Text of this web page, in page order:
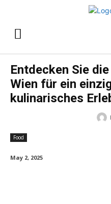
Entdecken Sie
Wien für ein
kulinarisches
Food
May 2, 2025